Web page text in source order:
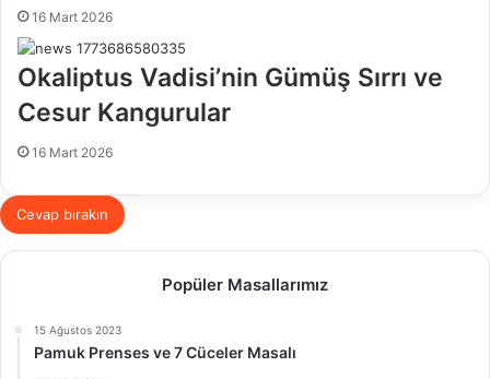
16 Mart 2026
Okaliptus Vadisi’nin Gümüş Sırrı ve
Cesur Kangurular
16 Mart 2026
Cevap bırakın
Popüler Masallarımız
15 Ağustos 2023
Pamuk Prenses ve 7 Cüceler Masalı